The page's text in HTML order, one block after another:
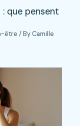
: que pensent
être / By Camille